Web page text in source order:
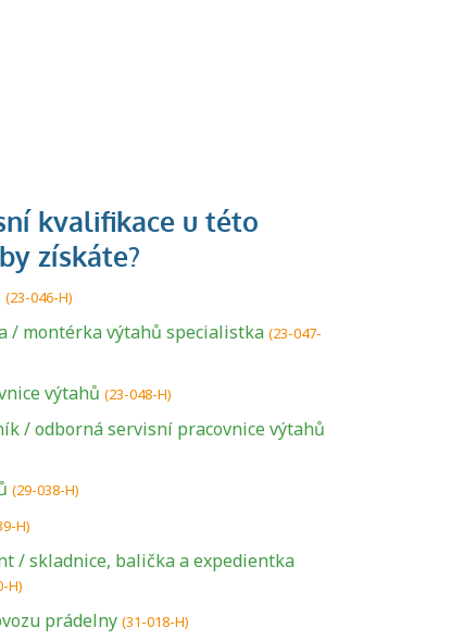
(23-046-H)
/ montérka výtahů specialistka (23-047-
výtahů (23-048-H)
/ odborná servisní pracovnice výtahů
(29-038-H)
H)
/ skladnice, balička a expedientka
H)
prádelny (31-018-H)